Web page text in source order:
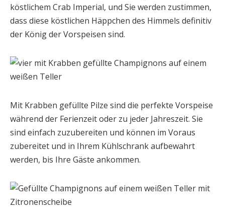
köstlichem Crab Imperial, und Sie werden zustimmen,
dass diese köstlichen Häppchen des Himmels definitiv
der König der Vorspeisen sind.
Mit Krabben gefüllte Pilze sind die perfekte Vorspeise
während der Ferienzeit oder zu jeder Jahreszeit. Sie
sind einfach zuzubereiten und können im Voraus
zubereitet und in Ihrem Kühlschrank aufbewahrt
werden, bis Ihre Gäste ankommen.